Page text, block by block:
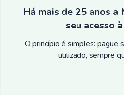
Há mais de 25 anos
seu acesso
O princípio é simples: pague
utilizado, sempre